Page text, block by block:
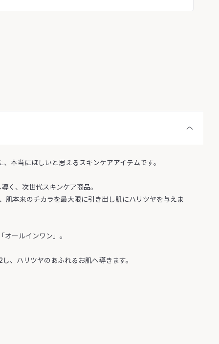
本当にほしいと思えるスキンケアアイテムです。
く、次世代スキンケア商品。
本来のチカラを最大限に引き出し肌にハリツヤを与えま
ールインワン」。
、ハリツヤのあふれるお肌へ導きます。